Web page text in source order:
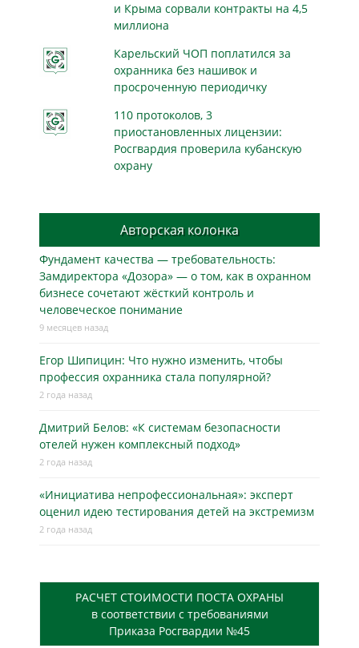
и Крыма сорвали контракты на 4,5
миллиона
Карельский ЧОП поплатился за
охранника без нашивок и
просроченную периодичку
110 протоколов, 3
приостановленных лицензии:
Росгвардия проверила кубанскую
охрану
Авторская колонка
Фундамент качества — требовательность:
Замдиректора «Дозора» — о том, как в охранном
бизнесe сочетают жёсткий контроль и
человеческое понимание
9 месяцев назад
Егор Шипицин: Что нужно изменить, чтобы
профессия охранника стала популярной?
2 года назад
Дмитрий Белов: «К системам безопасности
отелей нужен комплексный подход»
2 года назад
«Инициатива непрофессиональная»: эксперт
оценил идею тестирования детей на экстремизм
2 года назад
РАСЧЕТ СТОИМОСТИ ПОСТА ОХРАНЫ
в соответствии с требованиями
Приказа Росгвардии №45